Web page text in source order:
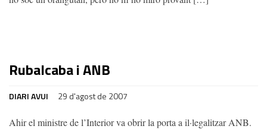
Rubalcaba i ANB
DIARI AVUI 29 d'agost de 2007
Ahir el ministre de l’Interior va obrir la porta a il·legalitzar ANB.